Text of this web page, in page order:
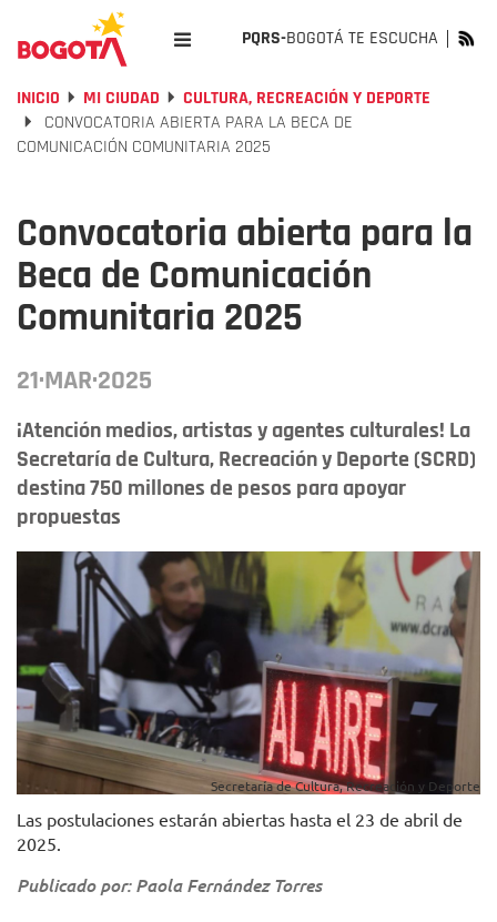
PQRS-BOGOTÁ TE ESCUCHA
INICIO MI CIUDAD
CULTURA, RECREACIÓN Y DEPORTE
CONVOCATORIA ABIERTA PARA LA BECA DE
COMUNICACIÓN COMUNITARIA 2025
Convocatoria abierta para la
Beca de Comunicación
Comunitaria 2025
21·MAR·2025
¡Atención medios, artistas y agentes culturales! La
Secretaría de Cultura, Recreación y Deporte (SCRD)
destina 750 millones de pesos para apoyar
propuestas
Secretaría de Cultura, Recreación y Deporte
Las postulaciones estarán abiertas hasta el 23 de abril de
2025.
Publicado por: Paola Fernández Torres